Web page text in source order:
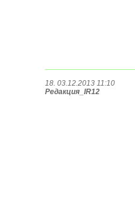
18. 03.12.2013 11:10
Редакция_IR12